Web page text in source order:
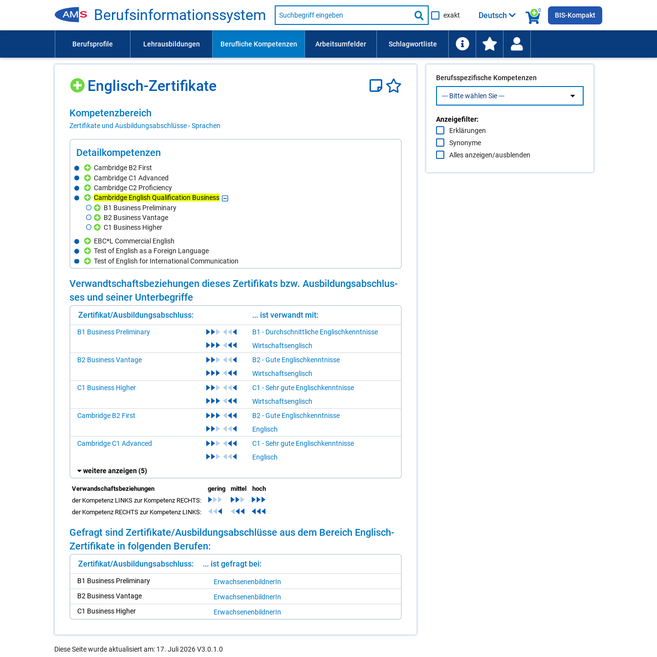
Be­rufs­in­for­ma­ti­ons­sys­tem
Suche
nach
Lehrausbildung,
usw.
Suche
starten
exakt
0
Deutsch BIS-Kompakt
Eng­lisch-Zer­ti­fi­ka­te
Kom­pe­tenz­be­reich
Zertifikate und Ausbildungsabschlüsse - Sprachen
De­tail­kom­pe­ten­zen
Cambridge B2 First
Cambridge C1 Advanced
Cambridge C2 Proficiency
Cambridge English Qualification Business
B1 Business Preliminary
B2 Business Vantage
C1 Business Higher
EBC*L Commercial English
Test of English as a Foreign Language
Test of English for International Communication
Ver­wandt­schafts­be­zie­hun­gen die­ses Zer­ti­fi­kats bzw. Aus­bil­dungs­ab­schlus­
ses und sei­ner Un­ter­be­grif­fe
Zertifikat/Ausbildungsabschluss: ... ist verwandt mit:
B1 Business Preliminary
B1 - Durchschnittliche Englischkenntnisse
Wirtschaftsenglisch
B2 Business Vantage
B2 - Gute Englischkenntnisse
Wirtschaftsenglisch
C1 Business Higher
C1 - Sehr gute Englischkenntnisse
Wirtschaftsenglisch
Cambridge B2 First
B2 - Gute Englischkenntnisse
Englisch
Cambridge C1 Advanced
C1 - Sehr gute Englischkenntnisse
Englisch
weitere anzeigen(5)
Verwandschaftsbeziehungen gering mittel
hoch
der Kompetenz LINKS zur Kompetenz RECHTS:
der Kompetenz RECHTS zur Kompetenz LINKS:
Ge­fragt sind Zer­ti­fi­ka­te/​Aus­bil­dungs­ab­schlüs­se aus dem Be­reich Eng­lisch-
Zer­ti­fi­ka­te in fol­gen­den Be­ru­fen:
Zertifikat/Ausbildungsabschluss: ... ist gefragt bei:
B1 Busi­ness Preli­mi­na­ry
Er­wach­se­nen­bild­ne­rIn
B2 Busi­ness Van­ta­ge
Er­wach­se­nen­bild­ne­rIn
C1 Busi­ness Hig­her
Er­wach­se­nen­bild­ne­rIn
Berufsspezifische Kompetenzen
Anzeigefilter:
Erklärungen
Synonyme
Alles anzeigen/ausblenden
Diese Seite wurde aktualisiert am: 17. Juli 2026 V3.0.1.0